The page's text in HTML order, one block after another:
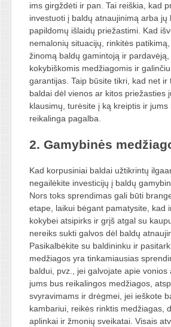
ims girgždėti ir pan. Tai reiškia, kad
investuoti į baldų atnaujinimą arba jų
papildomų išlaidų priežastimi. Kad
nemalonių situacijų, rinkitės
žinomą baldų gamintoją ir
kokybiškomis medžiagomis ir
garantijas. Taip būsite tikri, kad net ir
baldai dėl vienos ar kitos priežasties
klausimų, turėsite į ką kreiptis ir jums
reikalinga pagalba.
2. Gamybinės
Kad korpusiniai baldai užtikrintų
negailėkite investicijų į baldų
Nors toks sprendimas gali būti
etape, laikui bėgant pamatysite, kad
kokybei atsipirks ir grįš atgal su
nereiks sukti galvos dėl baldų
Pasikalbėkite su baldininku ir
medžiagos yra tinkamiausias
baldui, pvz., jei galvojate apie vonios
jums bus reikalingos medžiagos,
svyravimams ir drėgmei, jei ieškote
kambariui, reikės rinktis medžiagas,
aplinkai ir žmonių sveikatai. Visais